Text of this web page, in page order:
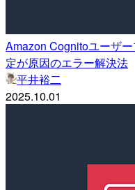
Amazon Cognitoユーザ
定が原因のエラー解決法
平井裕二
2025.10.01